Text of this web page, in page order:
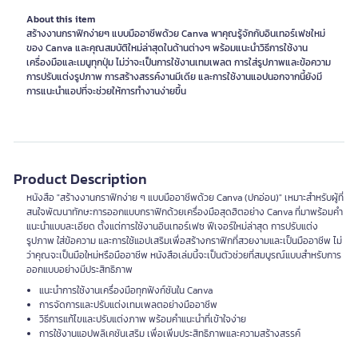
About this item
สร้างงานกราฟิกง่ายๆ แบบมืออาชีพด้วย Canva พาคุณรู้จักกับอินเทอร์เฟซใหม่
ของ Canva และคุณสมบัติใหม่ล่าสุดในด้านต่างๆ พร้อมแนะนำวิธีการใช้งาน
เครื่องมือและเมนูทุกปุ่ม ไม่ว่าจะเป็นการใช้งานเทมเพลต การใส่รูปภาพและข้อความ
การปรับแต่งรูปภาพ การสร้างสรรค์งานมีเดีย และการใช้งานแอปนอกจากนี้ยังมี
การแนะนำแอปที่จะช่วยให้การทำงานง่ายขึ้น
Product Description
หนังสือ "สร้างงานกราฟิกง่าย ๆ แบบมืออาชีพด้วย Canva (ปกอ่อน)" เหมาะสำหรับผู้ที่
สนใจพัฒนาทักษะการออกแบบกราฟิกด้วยเครื่องมือสุดฮิตอย่าง Canva ที่มาพร้อมคำ
แนะนำแบบละเอียด ตั้งแต่การใช้งานอินเทอร์เฟซ ฟีเจอร์ใหม่ล่าสุด การปรับแต่ง
รูปภาพ ใส่ข้อความ และการใช้แอปเสริมเพื่อสร้างกราฟิกที่สวยงามและเป็นมืออาชีพ ไม่
ว่าคุณจะเป็นมือใหม่หรือมืออาชีพ หนังสือเล่มนี้จะเป็นตัวช่วยที่สมบูรณ์แบบสำหรับการ
ออกแบบอย่างมีประสิทธิภาพ
แนะนำการใช้งานเครื่องมือทุกฟังก์ชันใน Canva
การจัดการและปรับแต่งเทมเพลตอย่างมืออาชีพ
วิธีการแก้ไขและปรับแต่งภาพ พร้อมคำแนะนำที่เข้าใจง่าย
การใช้งานแอปพลิเคชันเสริม เพื่อเพิ่มประสิทธิภาพและความสร้างสรรค์